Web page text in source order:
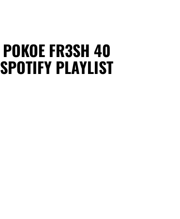
POKOE FR3SH 40
SPOTIFY PLAYLIST